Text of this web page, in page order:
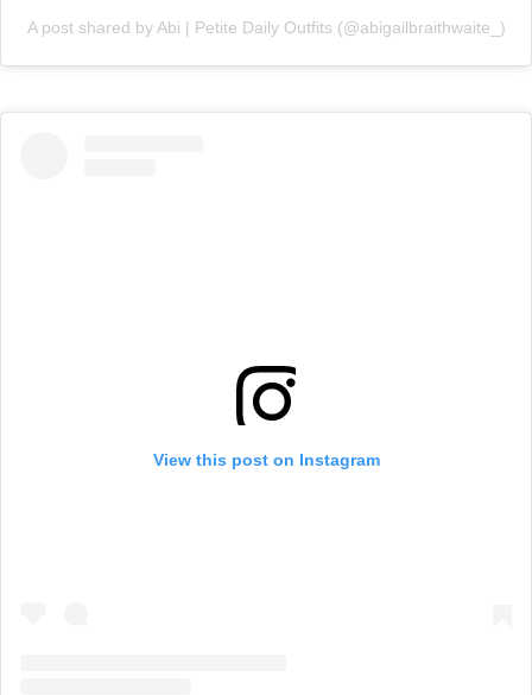
A post shared by Abi | Petite Daily Outfits (@abigailbraithwaite_)
View this post on Instagram